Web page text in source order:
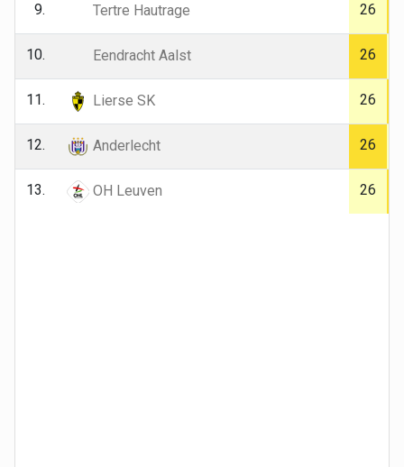
9. Tertre Hautrage 26
10. Eendracht Aalst 26
11. Lierse SK 26
12. Anderlecht 26
13. OH Leuven 26